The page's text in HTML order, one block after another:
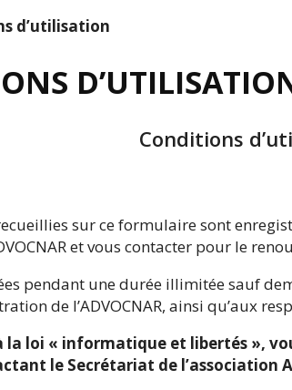
d’utilisation
Conditions
sur ce formulaire sont
et vous contacter pour le
pendant une durée illimitée sauf
de l’ADVOCNAR, ainsi qu’aux
loi « informatique et libertés »,
le Secrétariat de l’association